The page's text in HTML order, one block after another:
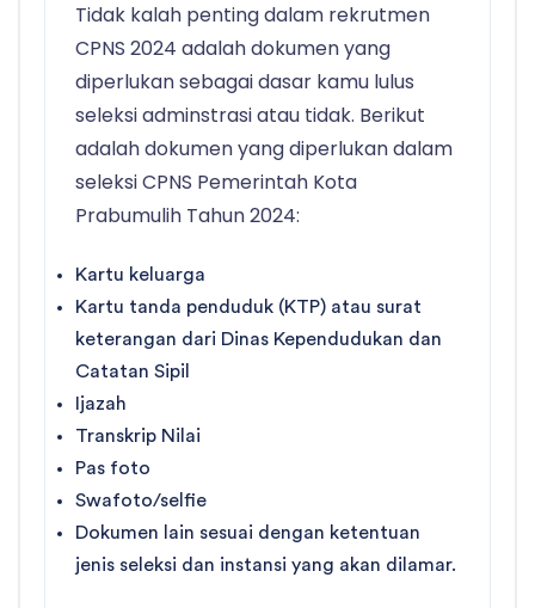
Tidak kalah penting dalam rekrutmen
CPNS 2024 adalah dokumen yang
diperlukan sebagai dasar kamu lulus
seleksi adminstrasi atau tidak. Berikut
adalah dokumen yang diperlukan dalam
seleksi CPNS Pemerintah Kota
Prabumulih Tahun 2024:
Kartu keluarga
Kartu tanda penduduk (KTP) atau surat
keterangan dari Dinas Kependudukan dan
Catatan Sipil
Ijazah
Transkrip Nilai
Pas foto
Swafoto/selfie
Dokumen lain sesuai dengan ketentuan
jenis seleksi dan instansi yang akan dilamar.